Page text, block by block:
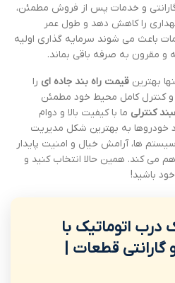
گارانتی و خدمات پس از فروش مطمئن،
را کاهش دهد و طول عمر
باعث می شوند سرمایه گذاری اولیه
و مقرون به صرفه باقی بماند.
بهترین قیمت راه بند جاده ای را
و کنترل کامل محیط خود مطمئن
کنترلی ما با کیفیت بالا و دوام
خودروها به بهترین شکل مدیریت
ها، آرامش خیال و امنیت پایدار
می کند. همین حالا انتخاب کنید و
باشید!
اتوماتیک با
قطعات |